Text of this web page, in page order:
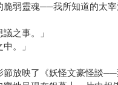
弱靈魂──我所知道的太
之事。」
。」
映了《妖怪文豪怪談──